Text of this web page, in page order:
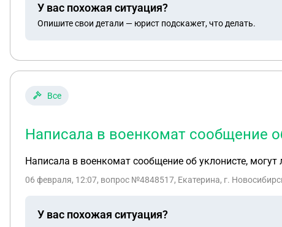
У вас похожая ситуация?
Опишите свои детали — юрист подскажет, что делать.
Все
Написала в военкомат сообщение
Написала в военкомат сообщение об уклонисте, могут
06 февраля, 12:07, вопрос №4848517, Екатерина, г.
У вас похожая ситуация?